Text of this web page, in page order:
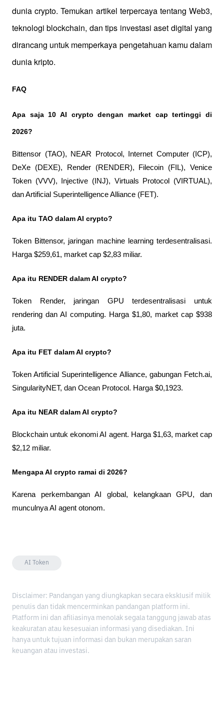
dunia crypto. Temukan artikel terpercaya tentang Web3,
teknologi blockchain, dan tips investasi aset digital yang
dirancang untuk memperkaya pengetahuan kamu dalam
dunia kripto.
FAQ
Apa saja 10 AI crypto dengan market cap tertinggi di
2026?
Bittensor (TAO), NEAR Protocol, Internet Computer (ICP),
DeXe (DEXE), Render (RENDER), Filecoin (FIL), Venice
Token (VVV), Injective (INJ), Virtuals Protocol (VIRTUAL),
dan Artificial Superintelligence Alliance (FET).
Apa itu TAO dalam AI crypto?
Token Bittensor, jaringan machine learning terdesentralisasi.
Harga $259,61, market cap $2,83 miliar.
Apa itu RENDER dalam AI crypto?
Token Render, jaringan GPU terdesentralisasi untuk
rendering dan AI computing. Harga $1,80, market cap $938
juta.
Apa itu FET dalam AI crypto?
Token Artificial Superintelligence Alliance, gabungan Fetch.ai,
SingularityNET, dan Ocean Protocol. Harga $0,1923.
Apa itu NEAR dalam AI crypto?
Blockchain untuk ekonomi AI agent. Harga $1,63, market cap
$2,12 miliar.
Mengapa AI crypto ramai di 2026?
Karena perkembangan AI global, kelangkaan GPU, dan
munculnya AI agent otonom.
AI Token
Disclaimer: Pandangan yang diungkapkan secara eksklusif milik
penulis dan tidak mencerminkan pandangan platform ini.
Platform ini dan afiliasinya menolak segala tanggung jawab atas
keakuratan atau kesesuaian informasi yang disediakan. Ini
hanya untuk tujuan informasi dan bukan merupakan saran
keuangan atau investasi.